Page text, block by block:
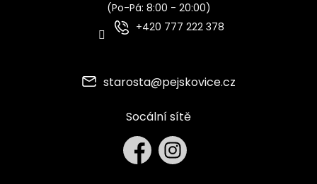
(Po-Pá: 8:00 - 20:00)
+420 777 222 378
starosta@pejskovice.cz
Socální sítě